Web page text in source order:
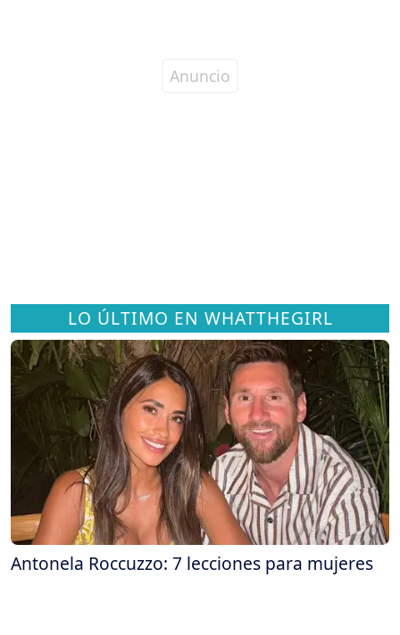
LO ÚLTIMO EN WHATTHEGIRL
Antonela Roccuzzo: 7 lecciones para mujeres